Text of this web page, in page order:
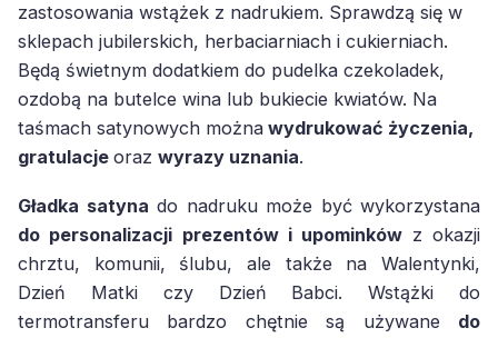
zastosowania wstążek z nadrukiem. Sprawdzą się w
sklepach jubilerskich, herbaciarniach i cukierniach.
Będą świetnym dodatkiem do pudelka czekoladek,
ozdobą na butelce wina lub bukiecie kwiatów. Na
taśmach satynowych można wydrukować życzenia,
gratulacje oraz wyrazy uznania.
Gładka satyna do nadruku może być wykorzystana
do personalizacji prezentów i upominków z okazji
chrztu, komunii, ślubu, ale także na Walentynki,
Dzień Matki czy Dzień Babci. Wstążki do
termotransferu bardzo chętnie są używane do